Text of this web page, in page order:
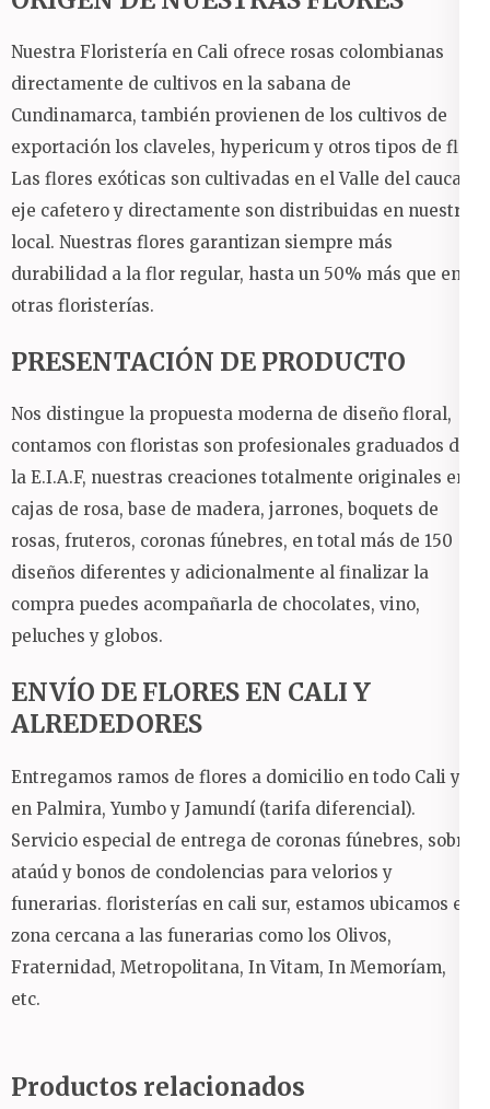
Nuestra Floristería en Cali ofrece rosas colombianas
directamente de cultivos en la sabana de
Cundinamarca, también provienen de los cultivos de
exportación los claveles, hypericum y otros tipos de flor.
Las flores exóticas son cultivadas en el Valle del cauca y
eje cafetero y directamente son distribuidas en nuestro
local. Nuestras flores garantizan siempre más
durabilidad a la flor regular, hasta un 50% más que en
otras floristerías.
PRESENTACIÓN DE PRODUCTO
Nos distingue la propuesta moderna de diseño floral,
contamos con floristas son profesionales graduados de
la E.I.A.F, nuestras creaciones totalmente originales en:
cajas de rosa, base de madera, jarrones, boquets de
rosas, fruteros, coronas fúnebres, en total más de 150
diseños diferentes y adicionalmente al finalizar la
compra puedes acompañarla de chocolates, vino,
peluches y globos.
ENVÍO DE FLORES EN CALI Y
ALREDEDORES
Entregamos ramos de flores a domicilio en todo Cali y
en Palmira, Yumbo y Jamundí (tarifa diferencial).
Servicio especial de entrega de coronas fúnebres, sobre
ataúd y bonos de condolencias para velorios y
funerarias. floristerías en cali sur, estamos ubicamos en
zona cercana a las funerarias como los Olivos,
Fraternidad, Metropolitana, In Vitam, In Memoríam,
etc.
Productos relacionados